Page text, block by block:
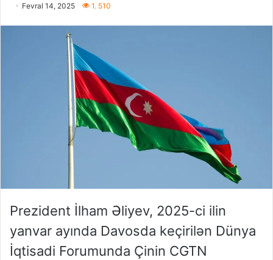
Fevral 14, 2025 1. 510
Prezident İlham Əliyev, 2025-ci ilin
yanvar ayında Davosda keçirilən Dünya
İqtisadi Forumunda Çinin CGTN